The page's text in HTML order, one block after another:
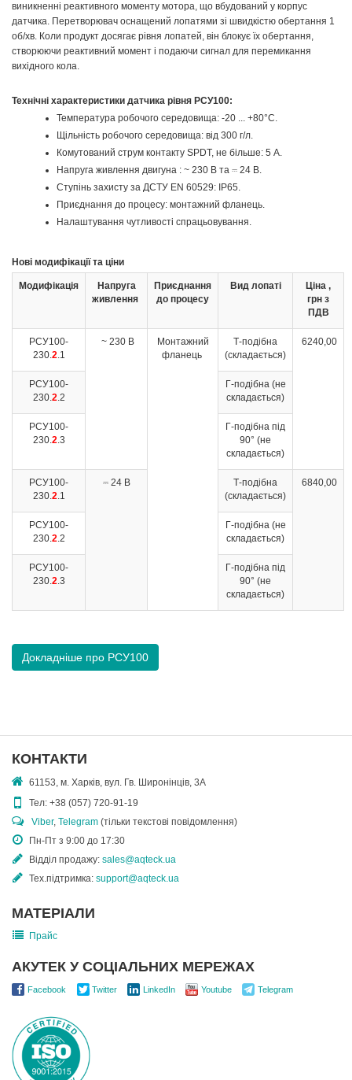
виникненні реактивного моменту мотора, що вбудований у корпус
датчика. Перетворювач оснащений лопатями зі швидкістю обертання 1
об/хв. Коли продукт досягає рівня лопатей, він блокує їх обертання,
створюючи реактивний момент і подаючи сигнал для перемикання
вихідного кола.
Технічні характеристики датчика рівня РСУ100:
Температура робочого середовища: -20 ... +80°С.
Щільність робочого середовища: від 300 г/л.
Комутований струм контакту SPDT, не більше: 5 А.
Напруга живлення двигуна : ~ 230 В та ⎓ 24 В.
Ступінь захисту за ДСТУ EN 60529: IP65.
Приєднання до процесу: монтажний фланець.
Налаштування чутливості спрацьовування.
Нові модифікації та ціни
Модифікація
Напруга
живлення
Приєднання
до процесу
Вид лопаті
Ціна ,
грн з
ПДВ
РСУ100-
230.2.1
~ 230 В
Монтажний
фланець
Т-подібна
(складається)
6240,00
РСУ100-
230.2.2
Г-подібна (не
складається)
РСУ100-
230.2.3
Г-подібна під
90° (не
складається)
РСУ100-
230.2.1
⎓ 24 В
Т-подібна
(складається)
6840,00
РСУ100-
230.2.2
Г-подібна (не
складається)
РСУ100-
230.2.3
Г-подібна під
90° (не
складається)
Докладніше про РСУ100
КОНТАКТИ
61153, м. Харків, вул. Гв. Широнінців, 3А
Тел: +38 (057) 720-91-19
Viber, Telegram (тільки текстові повідомлення)
Пн-Пт з 9:00 до 17:30
Відділ продажу: sales@aqteck.ua
Тех.підтримка: support@aqteck.ua
МАТЕРІАЛИ
Прайс
АКУТЕК У СОЦІАЛЬНИХ МЕРЕЖАХ
Facebook Twitter LinkedIn Youtube Telegram